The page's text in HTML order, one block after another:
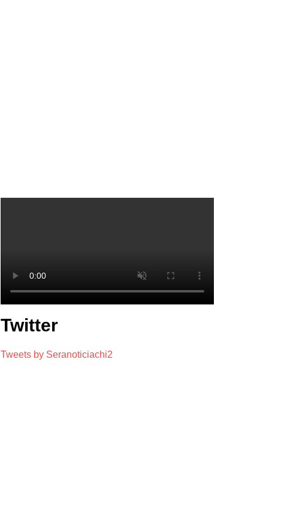
Twitter
Tweets by Seranoticiachi2